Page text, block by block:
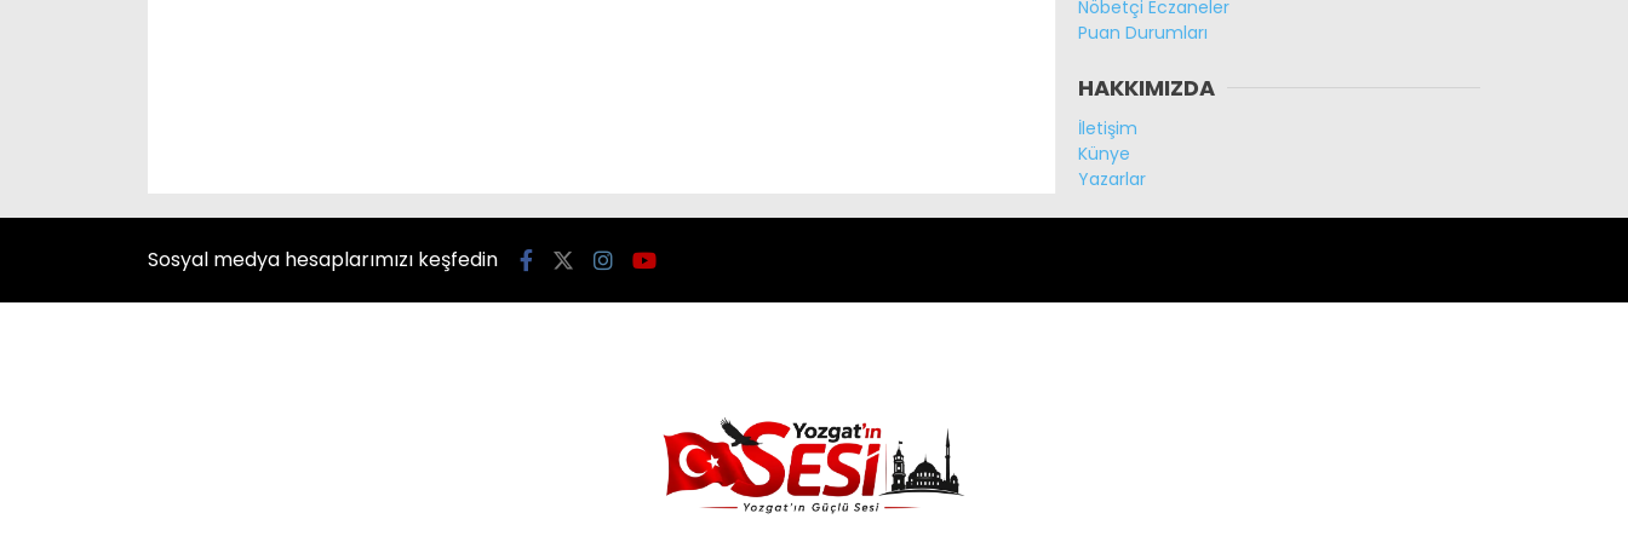
Nöbetçi Eczaneler
Puan Durumları
HAKKIMIZDA
İletişim
Künye
Yazarlar
Sosyal medya hesaplarımızı keşfedin